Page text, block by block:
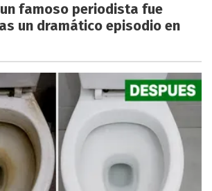
famoso periodista fue
un dramático episodio en